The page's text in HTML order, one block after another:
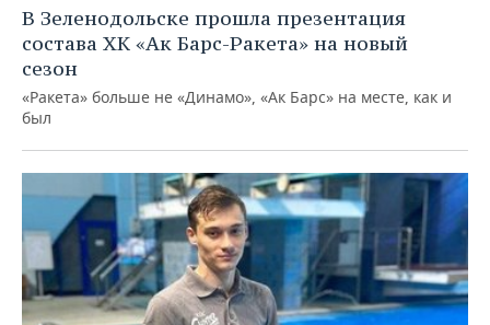
В Зеленодольске прошла презентация
состава ХК «Ак Барс-Ракета» на новый
сезон
«Ракета» больше не «Динамо», «Ак Барс» на месте, как и
был